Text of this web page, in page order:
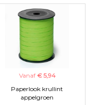
Vanaf € 5,94
Paperlook krullint
appelgroen